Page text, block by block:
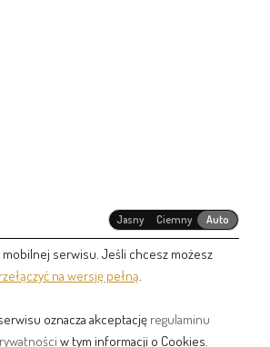
Jasny Ciemny Auto
mobilnej serwisu. Jeśli chcesz możesz
na wersję pełną
oznacza akceptację regulaminu
w tym informacji o Cookies.